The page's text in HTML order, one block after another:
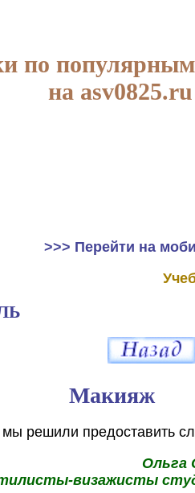
по
на asv0825.ru
>>> Перейти на
Макияж
решили предоставить
Ольга
визажисты